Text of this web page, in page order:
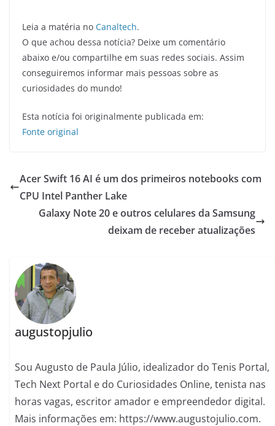
Leia a matéria no Canaltech.
O que achou dessa notícia? Deixe um comentário
abaixo e/ou compartilhe em suas redes sociais. Assim
conseguiremos informar mais pessoas sobre as
curiosidades do mundo!
Esta notícia foi originalmente publicada em:
Fonte original
Acer Swift 16 AI é um dos primeiros notebooks com
CPU Intel Panther Lake
Galaxy Note 20 e outros celulares da Samsung
deixam de receber atualizações
augustopjulio
Sou Augusto de Paula Júlio, idealizador do Tenis Portal,
Tech Next Portal e do Curiosidades Online, tenista nas
horas vagas, escritor amador e empreendedor digital.
Mais informações em: https://www.augustojulio.com.